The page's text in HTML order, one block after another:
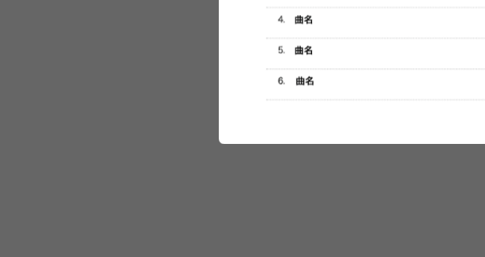
セットリストをプレイリストにして保存する